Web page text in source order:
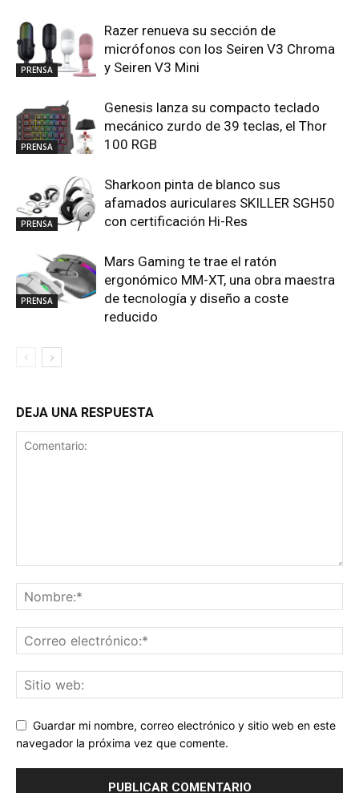
PRENSA
Razer renueva su sección de
micrófonos con los Seiren V3 Chroma
y Seiren V3 Mini
PRENSA
Genesis lanza su compacto teclado
mecánico zurdo de 39 teclas, el Thor
100 RGB
PRENSA
Sharkoon pinta de blanco sus
afamados auriculares SKILLER SGH50
con certificación Hi-Res
PRENSA
Mars Gaming te trae el ratón
ergonómico MM-XT, una obra maestra
de tecnología y diseño a coste
reducido
DEJA UNA RESPUESTA
Guardar mi nombre, correo electrónico y sitio web en este
navegador la próxima vez que comente.